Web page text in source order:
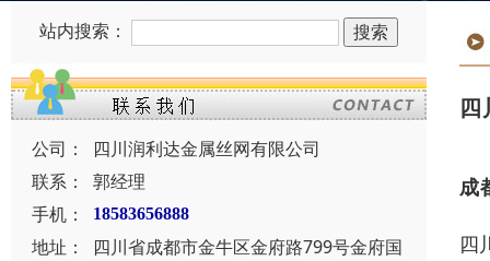
站内搜索：
公司：
四川润利达金属丝网有限公司
联系：
郭经理
手机：
18583656888
地址：
四川省成都市金牛区金府路799号金府国
四
成
四